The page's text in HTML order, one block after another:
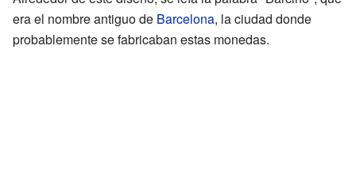
era el nombre antiguo de Barcelona, la ciudad donde
probablemente se fabricaban estas monedas.